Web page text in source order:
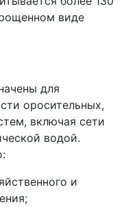
виде
для
оросительных,
включая сети
водой.
и